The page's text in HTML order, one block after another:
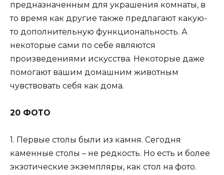
предназначенным для украшения комнаты, в
то время как другие также предлагают какую-
то дополнительную функциональность. А
некоторые сами по себе являются
произведениями искусства. Некоторые даже
помогают вашим домашним животным
чувствовать себя как дома.
20 ФОТО
1. Первые столы были из камня. Сегодня
каменные столы – не редкость. Но есть и более
экзотические экземпляры, как стол на фото.